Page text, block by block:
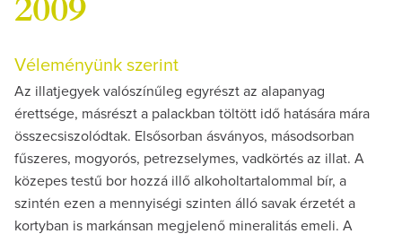
Véleményünk szerint
Az illatjegyek valószínűleg egyrészt az alapanyag
érettsége, másrészt a palackban töltött idő hatására mára
összecsiszolódtak. Elsősorban ásványos, másodsorban
fűszeres, mogyorós, petrezselymes, vadkörtés az illat. A
közepes testű bor hozzá illő alkoholtartalommal bír, a
szintén ezen a mennyiségi szinten álló savak érzetét a
kortyban is markánsan megjelenő mineralitás emeli. A